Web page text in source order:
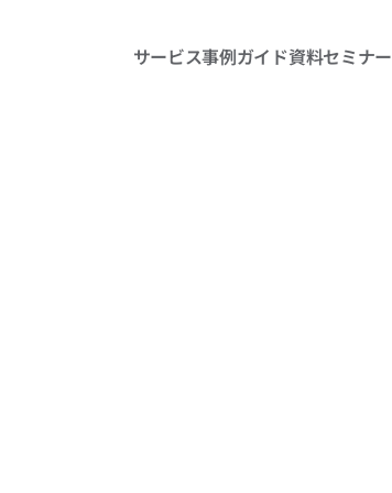
サービス事例ガイド資料セミナー